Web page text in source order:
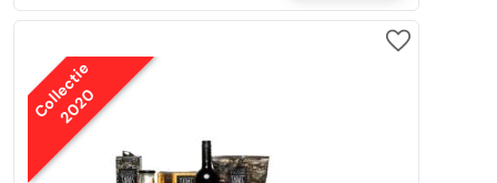
Collectie
2020